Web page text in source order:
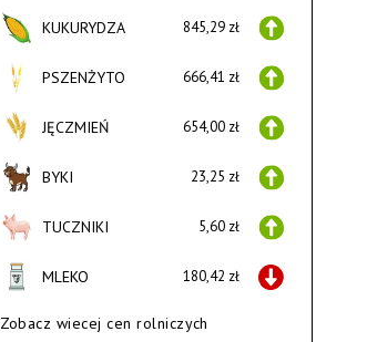
KUKURYDZA 845,29 zł
PSZENŻYTO 666,41 zł
JĘCZMIEŃ 654,00 zł
BYKI 23,25 zł
TUCZNIKI 5,60 zł
MLEKO 180,42 zł
Zobacz wiecej cen rolniczych